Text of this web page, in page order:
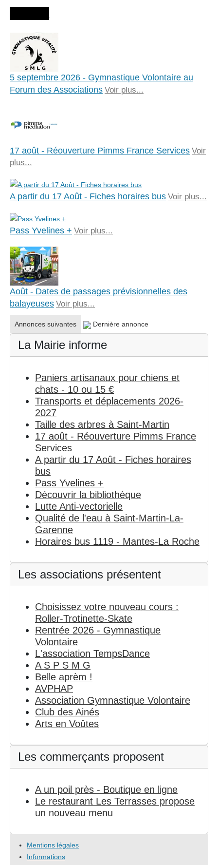
5 septembre 2026 - Gymnastique Volontaire au
Forum des Associations Voir plus...
17 août - Réouverture Pimms France Services Voir
plus...
A partir du 17 Août - Fiches horaires bus Voir plus...
Pass Yvelines + Voir plus...
Août - Dates de passages prévisionnelles des
balayeuses Voir plus...
Annonces suivantes Dernière annonce
La Mairie informe
Paniers artisanaux pour chiens et
chats - 10 ou 15 €
Transports et déplacements 2026-
2027
Taille des arbres à Saint-Martin
17 août - Réouverture Pimms France
Services
A partir du 17 Août - Fiches horaires
bus
Pass Yvelines +
Découvrir la bibliothèque
Lutte Anti-vectorielle
Qualité de l'eau à Saint-Martin-La-
Garenne
Horaires bus 1119 - Mantes-La Roche
Les associations présentent
Choisissez votre nouveau cours :
Roller-Trotinette-Skate
Rentrée 2026 - Gymnastique
Volontaire
L'association TempsDance
A S P S M G
Belle aprèm !
AVPHAP
Association Gymnastique Volontaire
Club des Ainés
Arts en Voûtes
Les commerçants proposent
A un poil près - Boutique en ligne
Le restaurant Les Terrasses propose
un nouveau menu
Mentions légales
Informations